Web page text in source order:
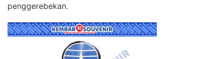
penggerebekan.